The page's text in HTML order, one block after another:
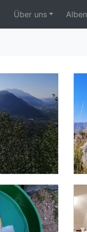
Über uns Alben